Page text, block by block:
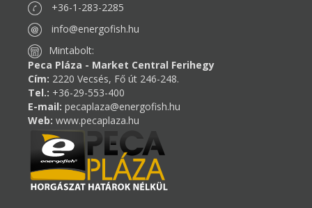
+36-1-283-2285
info@energofish.hu
Mintabolt:
Peca Pláza - Market Central Ferihegy
Cím: 2220 Vecsés, Fő út 246-248.
Tel.: +36-29-553-400
E-mail: pecaplaza@energofish.hu
Web: www.pecaplaza.hu